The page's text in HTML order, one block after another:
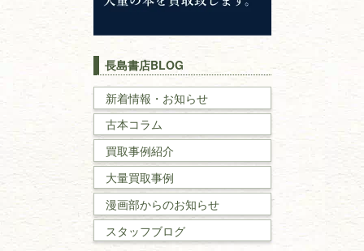
キリスト教
日本史
戦記・戦史
国文学・
理工書
数学書・物理学書
建築書
長島書店BLOG
新着情報・お知らせ
古本コラム
買取事例紹介
大量買取事例
漫画部からのお知らせ
スタッフブログ